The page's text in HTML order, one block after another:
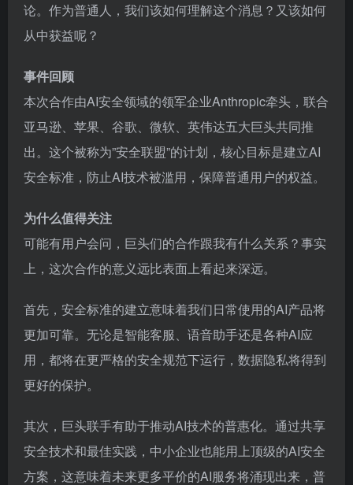
论。作为普通人，我们该如何理解这个消息？又该如何
从中获益呢？
事件回顾
本次合作由AI安全领域的领军企业Anthropic牵头，联合
亚马逊、苹果、谷歌、微软、英伟达五大巨头共同推
出。这个被称为”安全联盟”的计划，核心目标是建立AI
安全标准，防止AI技术被滥用，保障普通用户的权益。
为什么值得关注
可能有用户会问，巨头们的合作跟我有什么关系？事实
上，这次合作的意义远比表面上看起来深远。
首先，安全标准的建立意味着我们日常使用的AI产品将
更加可靠。无论是智能客服、语音助手还是各种AI应
用，都将在更严格的安全规范下运行，数据隐私将得到
更好的保护。
其次，巨头联手有助于推动AI技术的普惠化。通过共享
安全技术和最佳实践，中小企业也能用上顶级的AI安全
方案，这意味着未来更多平价的AI服务将涌现出来，普